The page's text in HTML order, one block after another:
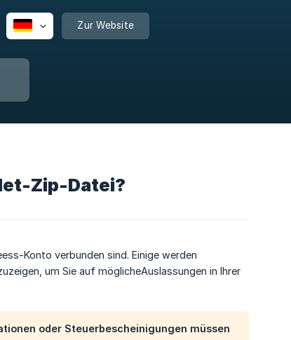
Zur Website
Zip-Datei?
Konto verbunden sind. Einige werden
um Sie auf möglicheAuslassungen in Ihrer
oder Steuerbescheinigungen müssen